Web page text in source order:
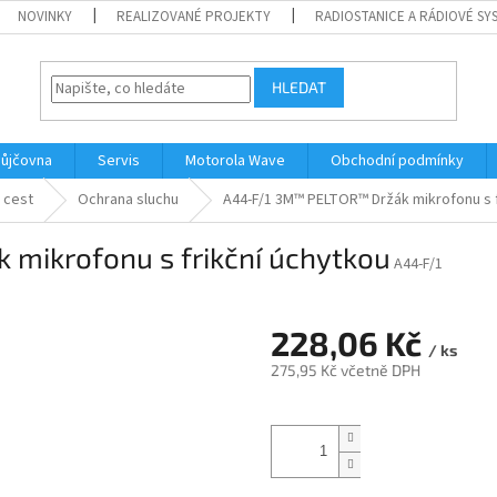
NOVINKY REALIZOVANÉ PROJEKTY RADIOSTANICE A RÁDIOVÉ
HLEDAT
Servis Motorola Wave Obchodní podmínky
cest Ochrana sluchu A44-F/1 3M™ PELTOR™ Držák mikrofonu
mikrofonu s frikční úchytkou A44-F/1
228,06 Kč / ks
275,95 Kč včetně DPH
cena: